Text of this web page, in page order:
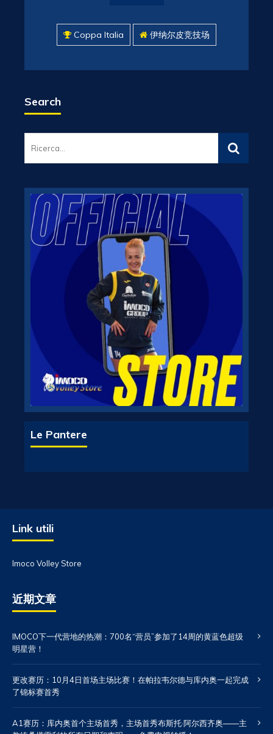
Coppa Italia 伊纳尔皮竞技场
Search
Le Pantere
Link utili
Imoco Volley Store
近期文章
IMOCO下一代营地的热潮：700名“营员”参加了14周的黄蓝色超级
明星营！
更改赛历：10月4日首场主场比赛！在帕拉韦尔德与库内奥一起完成
了锦标赛首秀
A1赛历：库内奥首个主场首秀，主场首秀布斯托·阿尔西齐奥——主